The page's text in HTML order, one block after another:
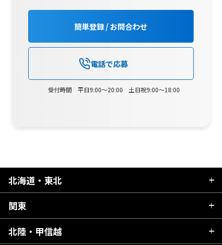
簡単登録 / お問合わせ
電話で応募
受付時間 平日9:00～20:00 土日祝9:00～18:00
北海道・東北
北海道
青森県
関東
茨城県
北陸・甲信越